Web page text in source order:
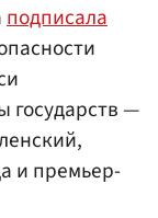
подписала
государств —
и премьер-